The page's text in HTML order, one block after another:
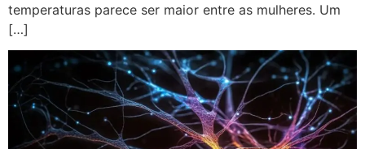
temperaturas parece ser maior entre as mulheres. Um
[…]